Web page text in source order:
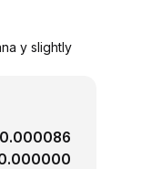
y slightly